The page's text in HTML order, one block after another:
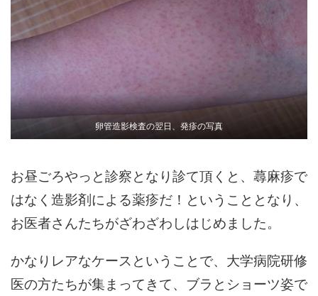
卵管造影検査の翌日、発疹の写真
お昼ごろやっと診察となり診て頂くと、蕁麻疹で
はなく造影剤による薬疹だ！ということとなり、
お医者さんたちがざわざわしはじめました。
かなりレアなケースということで、大学病院研修
医の方たちが集まってきて、ブラとショーツ姿で